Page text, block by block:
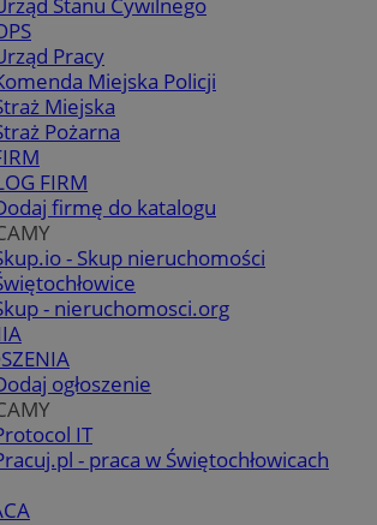
Pracy
Miejska Policji
Miejska
Pożarna
FIRM
firmę do katalogu
- Skup nieruchomości
- nieruchomosci.org
ogłoszenie
IT
- praca w Świętochłowicach